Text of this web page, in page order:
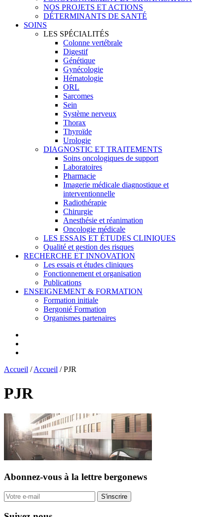
NOS PROJETS ET ACTIONS
DÉTERMINANTS DE SANTÉ
SOINS
LES SPÉCIALITÉS
Colonne vertébrale
Digestif
Génétique
Gynécologie
Hématologie
ORL
Sarcomes
Sein
Système nerveux
Thorax
Thyroïde
Urologie
DIAGNOSTIC ET TRAITEMENTS
Soins oncologiques de support
Laboratoires
Pharmacie
Imagerie médicale diagnostique et
interventionnelle
Radiothérapie
Chirurgie
Anesthésie et réanimation
Oncologie médicale
LES ESSAIS ET ÉTUDES CLINIQUES
Qualité et gestion des risques
RECHERCHE ET INNOVATION
Les essais et études cliniques
Fonctionnement et organisation
Publications
ENSEIGNEMENT & FORMATION
Formation initiale
Bergonié Formation
Organismes partenaires
Accueil /Accueil /PJR
PJR
Abonnez-vous à la lettre bergonews
S'inscrire